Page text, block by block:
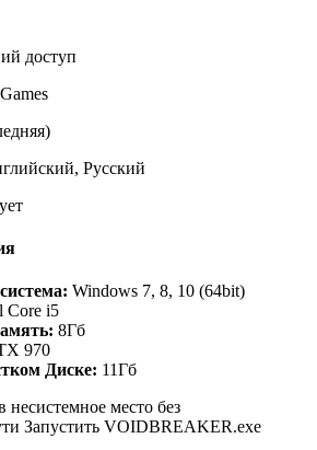
доступ
Русский
Windows 7, 8, 10 (64bit)
Core i5
8Гб
970
Диске: 11Гб
несистемное место без
Запустить VOIDBREAKER.exe